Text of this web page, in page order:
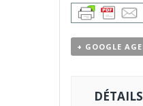
+ GOOGLE
DÉTAILS